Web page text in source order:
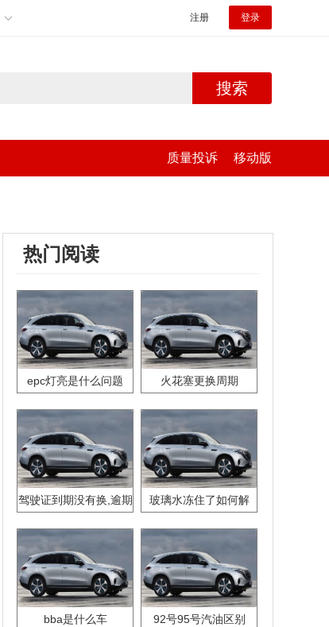
注册 登录
搜索
质量投诉 移动版
热门阅读
epc灯亮是什么问题 火花塞更换周期
驾驶证到期没有换,逾期
玻璃水冻住了如何解
bba是什么车 92号95号汽油区别